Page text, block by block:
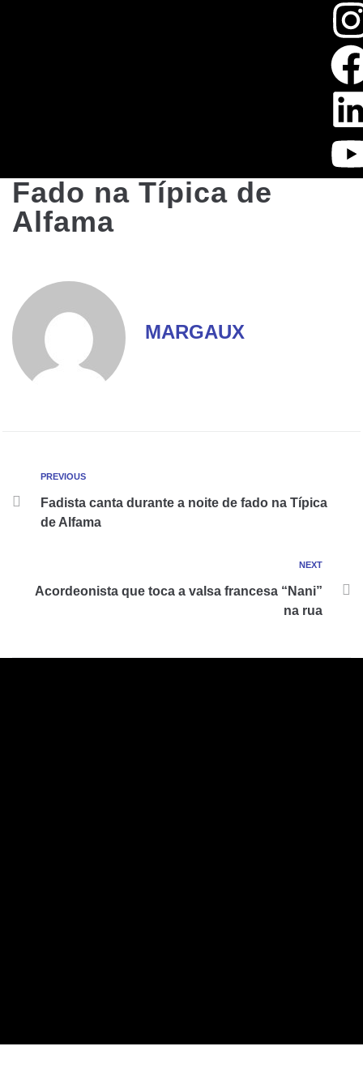
Fado na Típica de
Alfama
MARGAUX
PREVIOUS
Fadista canta durante a noite de fado na Típica
de Alfama
NEXT
Acordeonista que toca a valsa francesa “Nani”
na rua